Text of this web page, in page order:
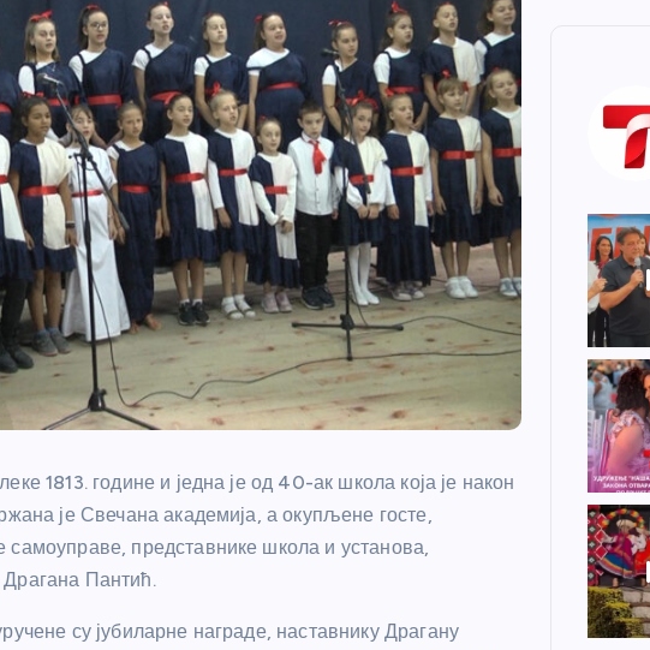
1813. године и једна је од 40-ак школа која је након
је Свечана академија, а окупљене госте,
представнике школа и установа,
Пантић.
су јубиларне награде, наставнику Драгану